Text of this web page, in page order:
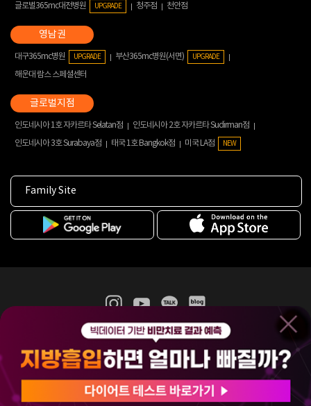
글로벌365mc대전병원 UPGRADE 청주점 천안점
대구365mc병원 UPGRADE 부산365mc병원(서면) UPGRADE
해운대 람스 스페셜센터
인도네시아 1호 자카르타 Selatan점
인도네시아 2호 자카르타 Sudirman점
인도네시아 3호 Surabaya점
태국 1호 Bangkok점 미국 LA점 NEW
Family Site
365mc 병·의원 이용약관
홈페이지 이용약관
비급여진료수가
(주)365mcㅣ서울특별시 서초구 서초대로52길 7, 3~4층(서초동, 제일빌딩)
120-87-04354ㅣ김남철
COPYRIGHT(C) 2025 365mc. ALL RIGHTS RESERVED.